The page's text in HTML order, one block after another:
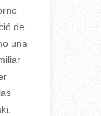
de
una